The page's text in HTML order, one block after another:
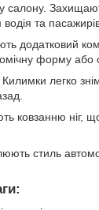
салону.
та
додатковий
форму або
Килимки легко
ковзанню ніг,
стиль